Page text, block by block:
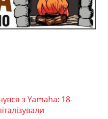
з Yamaha: 18-